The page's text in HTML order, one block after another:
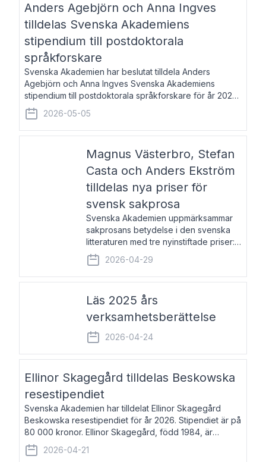
Anders Agebjörn och Anna Ingves
tilldelas Svenska Akademiens
stipendium till postdoktorala
språkforskare
Svenska Akademien har beslutat tilldela Anders
Agebjörn och Anna Ingves Svenska Akademiens
stipendium till postdoktorala språkforskare för år 2026.
Stipendiebeloppet är 75 000 kronor per mottagare.
Anders Agebjörn, född 1984, är universitet
2026-05-05
Magnus Västerbro, Stefan
Casta och Anders Ekström
tilldelas nya priser för
svensk sakprosa
Svenska Akademien uppmärksammar
sakprosans betydelse i den svenska
litteraturen med tre nyinstiftade priser:
Svenska Akademiens pris till
framstående författare av svensk
sakprosa som i år går till Magnus
2026-04-29
Läs 2025 års
verksamhetsberättelse
2026-04-24
Ellinor Skagegård tilldelas Beskowska
resestipendiet
Svenska Akademien har tilldelat Ellinor Skagegård
Beskowska resestipendiet för år 2026. Stipendiet är på
80 000 kronor. Ellinor Skagegård, född 1984, är
författare, journalist och musiker. Hon skriver
återkommande för Svenska Dagbladet, Ups
2026-04-21